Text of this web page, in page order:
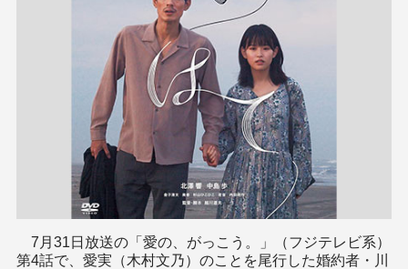
7月31日放送の「愛の、がっこう。」（フジテレビ系）
第4話で、愛実（木村文乃）のことを尾行した婚約者・川